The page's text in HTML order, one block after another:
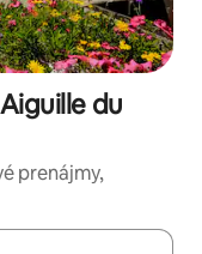
du
prenájmy,